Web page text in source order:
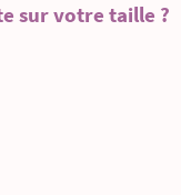
sur votre taille ?